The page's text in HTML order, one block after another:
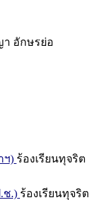
อักษรย่อ
ฯ) ร้องเรียนทุจริต
ช.) ร้องเรียนทุจริต